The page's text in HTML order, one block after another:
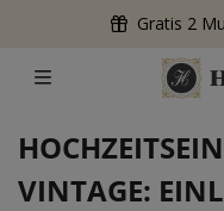
Gratis 2
VINTAGE: